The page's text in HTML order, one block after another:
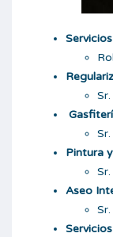
Pintura
Aseo